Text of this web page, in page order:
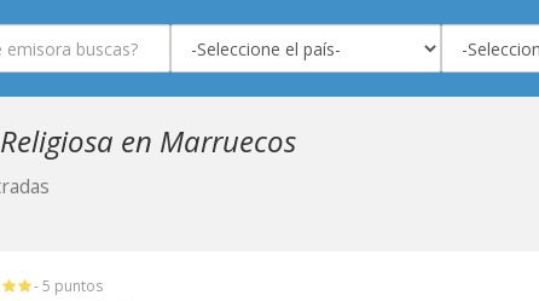
Religiosa en Marruecos
- 5 puntos